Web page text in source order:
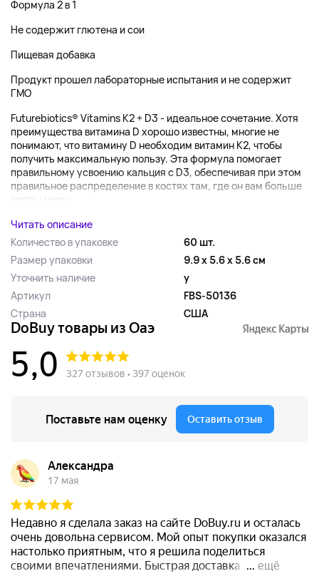
Формула 2 в 1
Не содержит глютена и сои
Пищевая добавка
Продукт прошел лабораторные испытания и не содержит
ГМО
Futurebiotics® Vitamins K2 + D3 - идеальное сочетание. Хотя
преимущества витамина D хорошо известны, многие не
понимают, что витамину D необходим витамин K2, чтобы
получить максимальную пользу. Эта формула помогает
правильному усвоению кальция с D3, обеспечивая при этом
правильное распределение в костях там, где он вам больше
всего нужен....
Читать описание
Количество в упаковке
60 шт.
Размер упаковки
9.9 x 5.6 x 5.6 см
Уточнить наличие
y
Артикул
FBS-50136
Страна
США